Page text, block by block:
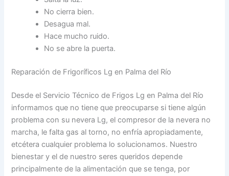
No cierra bien.
Desagua mal.
Hace mucho ruido.
No se abre la puerta.
Reparación de Frigoríficos Lg en Palma del Río
Desde el Servicio Técnico de Frigos Lg en Palma del Río
informamos que no tiene que preocuparse si tiene algún
problema con su nevera Lg, el compresor de la nevera no
marcha, le falta gas al torno, no enfría apropiadamente,
etcétera cualquier problema lo solucionamos. Nuestro
bienestar y el de nuestro seres queridos depende
principalmente de la alimentación que se tenga, por